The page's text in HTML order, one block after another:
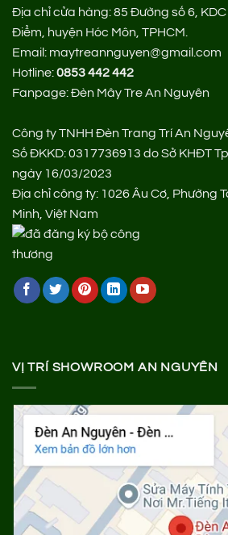
Địa chỉ cửa hàng:85 Đường số 6,
Điểm, huyện Hóc Môn, TPHCM.
Email: maytreannguyen@gmail.com
Hotline:0853 442 442
Fanpage:Đèn Mây Tre An Nguyên
Công ty TNHH Đèn Trang Trí An
Số ĐKKD: 0317736913 do Sở KHĐT
ngày 16/03/2023
Địa chỉ công ty: 1026 Âu Cơ, Phường
Minh, Việt Nam
VỊ TRÍ SHOWROOM AN NGUYÊN